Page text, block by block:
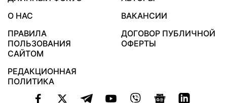
О НАС
ВАКАНСИИ
ПРАВИЛА
ПОЛЬЗОВАНИЯ
САЙТОМ
ДОГОВОР ПУБЛИЧНОЙ
ОФЕРТЫ
РЕДАКЦИОННАЯ
ПОЛИТИКА